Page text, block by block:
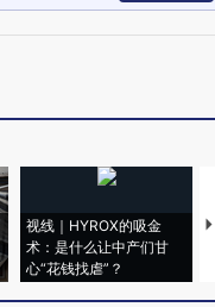
视线｜HYROX的吸金
术：是什么让中产们甘
心“花钱找虐”？